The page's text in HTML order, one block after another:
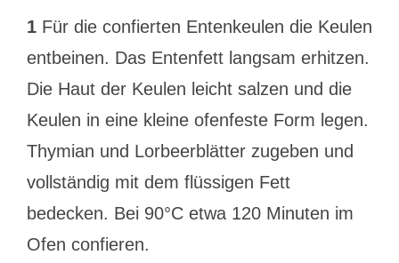
1Für die confierten Entenkeulen die Keulen
entbeinen. Das Entenfett langsam erhitzen.
Die Haut der Keulen leicht salzen und die
Keulen in eine kleine ofenfeste Form legen.
Thymian und Lorbeerblätter zugeben und
vollständig mit dem flüssigen Fett
bedecken. Bei 90°C etwa 120 Minuten im
Ofen confieren.